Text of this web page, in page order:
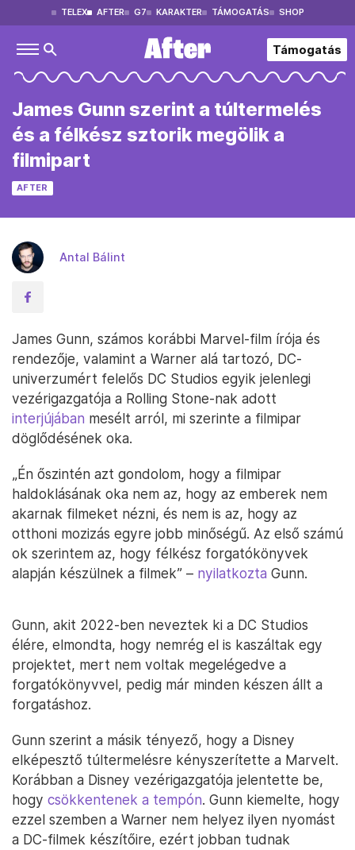
TELEX AFTER G7 KARAKTER TÁMOGATÁS SHOP
Támogatás
James Gunn szerint a túltermelés
és a félkész sztorik megölik a
filmipart
AFTER
Antal Bálint
James Gunn, számos korábbi Marvel-film írója és
rendezője, valamint a Warner alá tartozó, DC-
univerzumért felelős DC Studios egyik jelenlegi
vezérigazgatója a Rolling Stone-nak adott
interjújában mesélt arról, mi szerinte a filmipar
döglődésének oka.
„Én őszintén azt gondolom, hogy a filmipar
haldoklásának oka nem az, hogy az emberek nem
akarnak filmeket nézni, és nem is az, hogy az
otthoni mozizás egyre jobb minőségű. Az első számú
ok szerintem az, hogy félkész forgatókönyvek
alapján készülnek a filmek” – nyilatkozta Gunn.
Gunn, akit 2022-ben neveztek ki a DC Studios
élére, elmondta, hogy nemrég el is kaszáltak egy
projektet, mert nem voltak megelégedve a
forgatókönyvvel, pedig már minden készen állt a
forgatáshoz.
Gunn szerint a másik tényező, hogy a Disney
elképesztő túltermelésre kényszerítette a Marvelt.
Korábban a Disney vezérigazgatója jelentette be,
hogy csökkentenek a tempón. Gunn kiemelte, hogy
ezzel szemben a Warner nem helyez ilyen nyomást
a DC-filmek készítőire, ezért jobban tudnak